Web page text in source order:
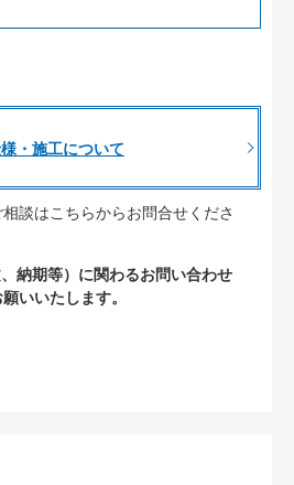
・施工について
談はこちらからお問合せくださ
納期等）に関わるお問い合わせ
いいたします。